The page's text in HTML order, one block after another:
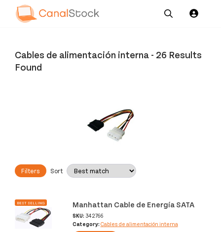
Cables de alimentación interna - 26 Results
Found
Filters Sort
BEST SELLING Manhattan Cable de Energía SATA
SKU: 342766
Category: Cables de alimentación interna